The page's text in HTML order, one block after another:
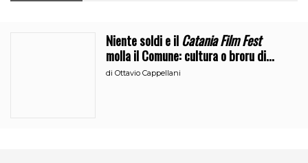
Niente soldi e ilCatania Film Fest
molla il Comune: cultura o broru di
ciciri?
diOttavio Cappellani